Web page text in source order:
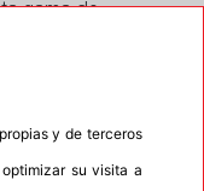
gama de
y de terceros
su visita a